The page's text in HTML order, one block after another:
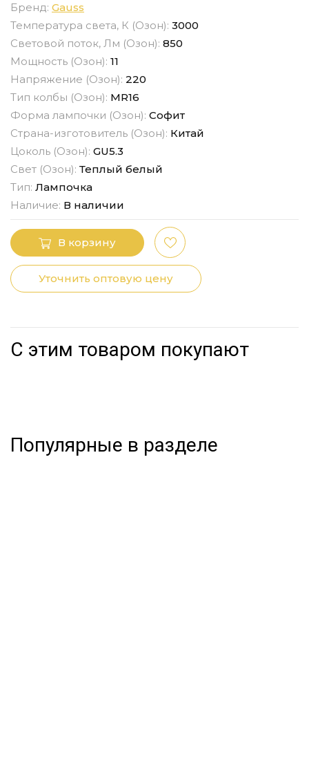
Бренд: Gauss
Температура света, К (Озон): 3000
Световой поток, Лм (Озон): 850
Мощность (Озон): 11
Напряжение (Озон): 220
Тип колбы (Озон): MR16
Форма лампочки (Озон): Софит
Страна-изготовитель (Озон): Китай
Цоколь (Озон): GU5.3
Свет (Озон): Теплый белый
Тип: Лампочка
Наличие: В наличии
В корзину
Уточнить оптовую цену
С этим товаром покупают
Популярные в разделе